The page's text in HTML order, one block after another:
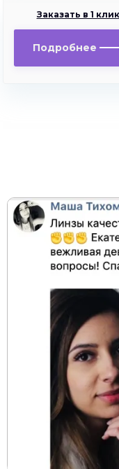
Заказать в 1 клик
Подробнее